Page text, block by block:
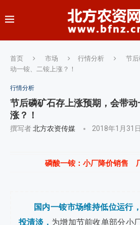
首页 市场 行情分析
节
动一铵、二铵上涨？！
行情分析
节后磷矿石存上涨预期，会带
涨？！
撰写者北方农资传媒 2018年1月31日
磷酸一铵：小厂降价销售
国内一铵市场维持低位运行
投清淡， 为增加节前收单部分小